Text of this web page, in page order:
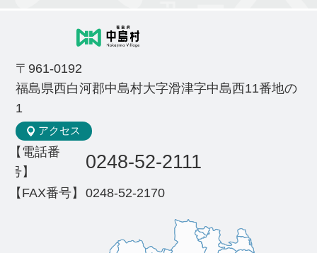
〒961-0192
福島県西白河郡中島村大字滑津字中島西11番地の
1
アクセス
【電話番
号】
0248-52-2111
【FAX番号】 0248-52-2170